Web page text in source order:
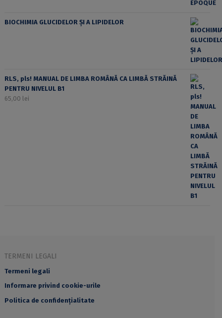
BIOCHIMIA GLUCIDELOR ȘI A LIPIDELOR
RLS, pls! MANUAL DE LIMBA ROMÂNĂ CA LIMBĂ STRĂINĂ
PENTRU NIVELUL B1
65,00 lei
TERMENI LEGALI
Termeni legali
Informare privind cookie-urile
Politica de confidențialitate